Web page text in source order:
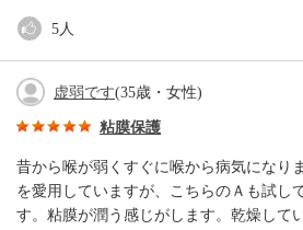
5人
虚弱です(35歳・女性)
粘膜保護
昔から喉が弱くすぐに喉から病気になり
を愛用していますが、こちらのＡも試し
す。粘膜が潤う感じがします。乾燥して